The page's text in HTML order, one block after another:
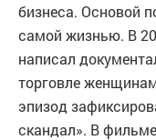
бизнеса. Основой
самой жизнью. В
написал
торговле
эпизод
скандал». В